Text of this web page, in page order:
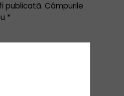
publicată. Câmpurile
*